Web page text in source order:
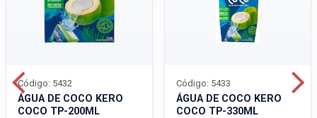
ÁGUA DE COCO KERO
COCO TP-200ML
Código: 5432
ÁGUA DE COCO KERO
COCO TP-330ML
Código: 5433